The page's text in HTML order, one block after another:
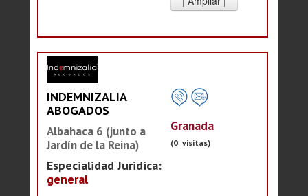
INDEMNIZALIA
ABOGADOS
Albahaca 6 (junto a
Jardín de la Reina)
Especialidad Juridica:
general
Granada
(0 visitas)